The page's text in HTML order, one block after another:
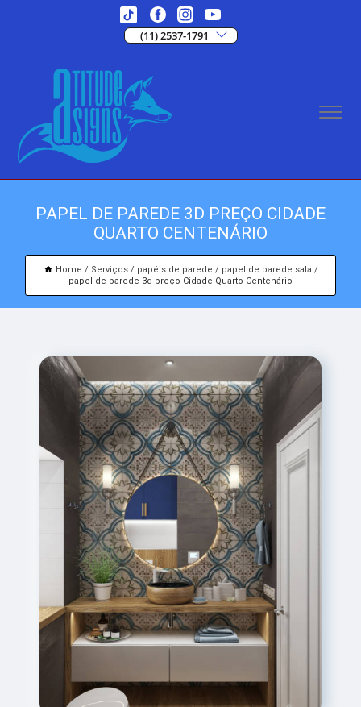
(11) 2537-1791
PAPEL DE PAREDE 3D PREÇO CIDADE
QUARTO CENTENÁRIO
Home Serviços papéis de parede
papel de parede sala
papel de parede 3d preço Cidade Quarto Centenário